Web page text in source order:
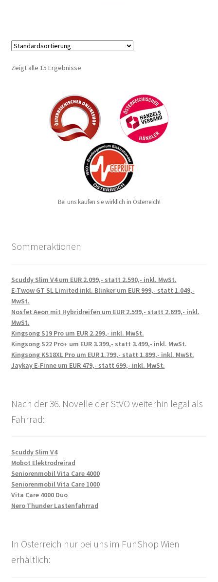
Zeigt alle 15 Ergebnisse
Bei uns kaufen sie wirklich in Österreich!
Sommeraktionen
Scuddy Slim V4 um EUR 2.099,- statt 2.590,- inkl. MwSt.
E-Twow GT SL Limited inkl. Blinker um EUR 999,- statt 1.049,-
MwSt.
Nosfet Aeon mit Hybridreifen um EUR 2.599,- statt 2.699,- inkl.
MwSt.
Kingsong S19 Pro um EUR 2.299,- inkl. MwSt.
Kingsong S22 Pro+ um EUR 3.399,- statt 3.499,- inkl. MwSt.
Kingsong KS18XL Pro um EUR 1.799,- statt 1.899,- inkl. MwSt.
Jaykay E-Finne um EUR 479,- statt 699,- inkl. MwSt.
Nach der 36. Novelle der StVO weiterhin legal als
Fahrrad:
Scuddy Slim V4
Mobot Elektrodreirad
Seniorenmobil Vita Care 4000
Seniorenmobil Vita Care 1000
Vita Care 4000 Duo
Nero Thunder Lastenfahrrad
In Österreich nur bei uns im FunShop Wien
erhältlich: